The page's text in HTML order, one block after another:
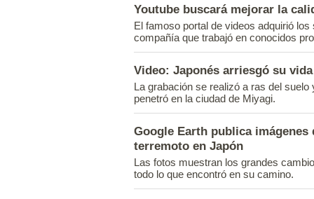
Youtube buscará mejorar la
El famoso portal de videos adquirió
compañía que trabajó en conocidos
Video: Japonés arriesgó su
La grabación se realizó a ras del
penetró en la ciudad de Miyagi.
Google Earth publica imágenes
terremoto en Japón
Las fotos muestran los grandes
todo lo que encontró en su camino.